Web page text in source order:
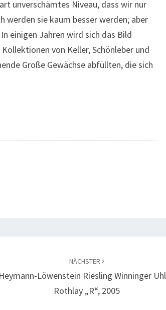
unverschämtes Niveau, dass wir nur
werden sie kaum besser werden; aber
einigen Jahren wird sich das Bild
von Keller, Schönleber und
Große Gewächse abfüllten, die sich
NÄCHSTER
Heymann-Löwenstein Riesling Winninger
Rothlay „R“, 2005